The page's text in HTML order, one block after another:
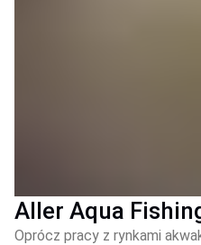
Aller Aqua
Oprócz pracy z rynkami